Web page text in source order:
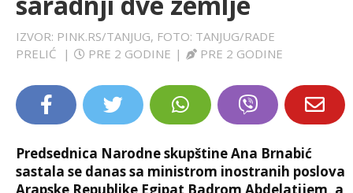
IZVOR: PINK.RS/TANJUG, FOTO: TANJUG/RADE
PRELIĆ
| PRE 2 GODINE | PRE 2 GODINE
Predsednica Narodne skupštine Ana Brnabić
sastala se danas sa ministrom inostranih poslova